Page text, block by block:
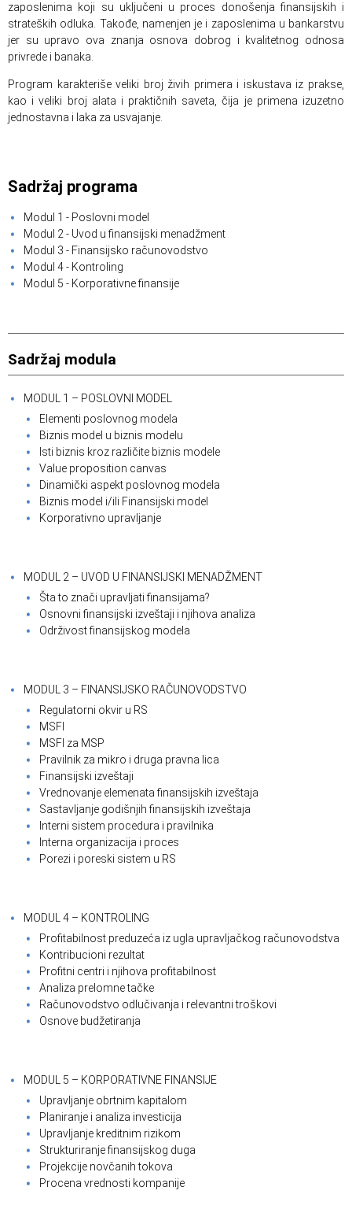
zaposlenima koji su uključeni u proces donošenja finansijskih i
strateških odluka. Takođe, namenjen je i zaposlenima u bankarstvu
jer su upravo ova znanja osnova dobrog i kvalitetnog odnosa
privrede i banaka.
Program karakteriše veliki broj živih primera i iskustava iz prakse,
kao i veliki broj alata i praktičnih saveta, čija je primena izuzetno
jednostavna i laka za usvajanje.
Sadržaj programa
Modul 1 - Poslovni model
Modul 2 - Uvod u finansijski menadžment
Modul 3 - Finansijsko računovodstvo
Modul 4 - Kontroling
Modul 5 - Korporativne finansije
Sadržaj modula
MODUL 1 – POSLOVNI MODEL
Elementi poslovnog modela
Biznis model u biznis modelu
Isti biznis kroz različite biznis modele
Value proposition canvas
Dinamički aspekt poslovnog modela
Biznis model i/ili Finansijski model
Korporativno upravljanje
MODUL 2 – UVOD U FINANSIJSKI MENADŽMENT
Šta to znači upravljati finansijama?
Osnovni finansijski izveštaji i njihova analiza
Održivost finansijskog modela
MODUL 3 – FINANSIJSKO RAČUNOVODSTVO
Regulatorni okvir u RS
MSFI
MSFI za MSP
Pravilnik za mikro i druga pravna lica
Finansijski izveštaji
Vrednovanje elemenata finansijskih izveštaja
Sastavljanje godišnjih finansijskih izveštaja
Interni sistem procedura i pravilnika
Interna organizacija i proces
Porezi i poreski sistem u RS
MODUL 4 – KONTROLING
Profitabilnost preduzeća iz ugla upravljačkog računovodstva
Kontribucioni rezultat
Profitni centri i njihova profitabilnost
Analiza prelomne tačke
Računovodstvo odlučivanja i relevantni troškovi
Osnove budžetiranja
MODUL 5 – KORPORATIVNE FINANSIJE
Upravljanje obrtnim kapitalom
Planiranje i analiza investicija
Upravljanje kreditnim rizikom
Strukturiranje finansijskog duga
Projekcije novčanih tokova
Procena vrednosti kompanije